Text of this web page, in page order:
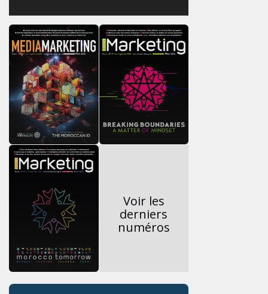
Voir les
derniers
numéros